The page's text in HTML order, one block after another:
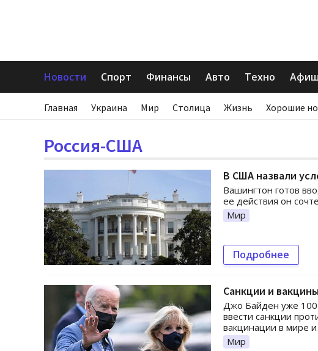
Новости Спорт Финансы Авто Техно
Главная Украина Мир Столица Жизнь Хорошие
Россия-США
В США назвали
Вашингтон готов
ее действия он
Мир
Подробнее
Санкции и
Джо Байден уже 100
ввести санкции
вакцинации в мире
Мир